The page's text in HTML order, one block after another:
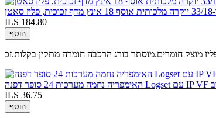
ILS 184.80
הוסף
ILS 36.75
הוסף